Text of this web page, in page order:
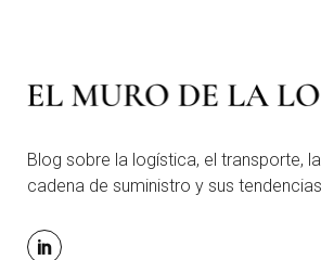
Blog sobre la logística, el transporte, la
cadena de suministro y sus